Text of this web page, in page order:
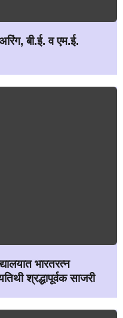
बी.ई. व एम.ई.
भारतरत्न
श्रद्धापूर्वक साजरी